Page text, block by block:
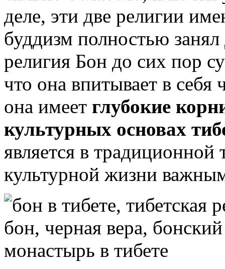
деле, эти две религии
буддизм полностью
религия Бон до сих пор
что она впитывает в себя
она имеет глубокие
культурных основах
является в традиционной
культурной жизни